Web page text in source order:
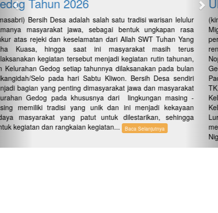
(kimasabrikotablitar) Jum' at (31/10/2023) bertempat di Aula Tuhu
Miguna Kelurahan Gedog, dilaksanakan rapat koordinasi
persiapan pelaksanaan Katamso Night Kuliner 2025, yang
rencana akan dilaksanakan pada Jum' at s/d Sabtu (7-8
Nopember 2025) berlokasi di Jalan Brigjen Katamso Lingkungan
Gedog, Kelurahan Gedog Kecamatan Sananwetan Kota Blitar.
Pada rapat koordinasi tersebut melibatkan lembaga pendidikan
TK, SD dan SMP yang ada di wilayah Kelurahan Gedog, Koperasi
Kelurahan Merah Putih Gedog, Ketua RW dan Lembaga
Kelurahan lainnya, hadir Lurah Gedog didampingi Sekretaris
Lurah Gedog dan Ketua LPMK Kelurahan Gedog, untuk
memantapkan konsep acara dan rundown kegiatan Katamso